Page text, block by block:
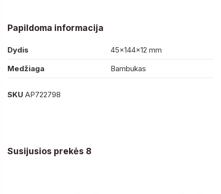
Papildoma informacija
Dydis
45×144×12 mm
Medžiaga
Bambukas
SKU AP722798
Susijusios prekės 8